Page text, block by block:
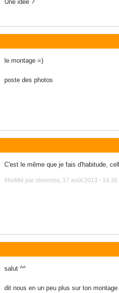
Une idée ?
le montage =)
poste des photos
C'est le même que je fais d'habitude,
Modifié par chronoss, 17 août 2013 - 14:30.
salut ^^
dit nous en un peu plus sur ton montage